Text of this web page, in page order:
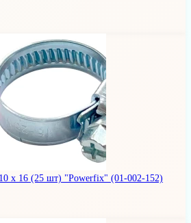
х 16 (25 шт) "Powerfix" (01-002-152)